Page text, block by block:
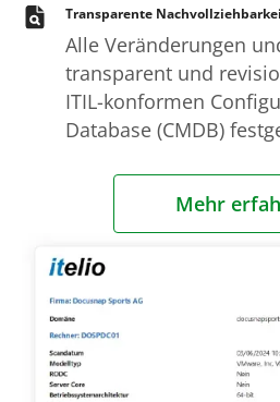
Transparente
Alle Veränderungen
transparent und
ITIL-konformen
Database (CMDB)
Mehr